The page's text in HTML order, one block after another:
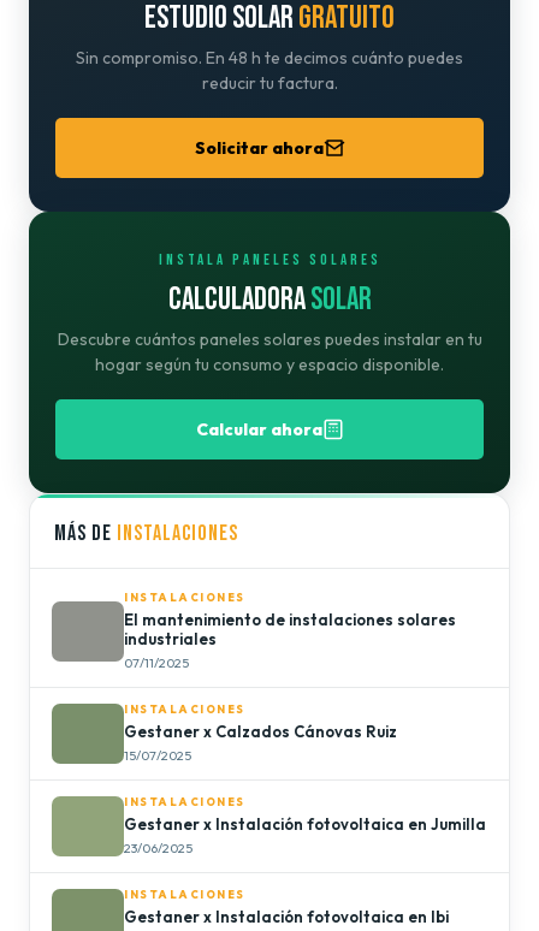
ESTUDIO SOLARGRATUITO
Sin compromiso. En 48 h te decimos cuánto puedes
reducir tu factura.
Solicitar ahora
INSTALA PANELES SOLARES
CALCULADORASOLAR
Descubre cuántos paneles solares puedes instalar en tu
hogar según tu consumo y espacio disponible.
Calcular ahora
MÁS DE INSTALACIONES
INSTALACIONES
El mantenimiento de instalaciones solares
industriales
07/11/2025
INSTALACIONES
Gestaner x Calzados Cánovas Ruiz
15/07/2025
INSTALACIONES
Gestaner x Instalación fotovoltaica en Jumilla
23/06/2025
INSTALACIONES
Gestaner x Instalación fotovoltaica en Ibi